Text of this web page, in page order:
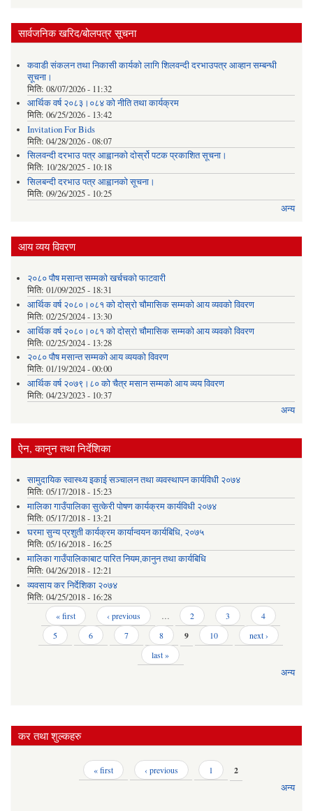
सार्वजनिक खरिद/बोलपत्र सूचना
कवाडी संकलन तथा निकासी कार्यको लागि शिलवन्दी दरभाउपत्र आव्हान सम्बन्धी
सूचना।
मिति: 08/07/2026 - 11:32
आर्थिक वर्ष २०८३।०८४ को नीति तथा कार्यक्रम
मिति: 06/25/2026 - 13:42
Invitation For Bids
मिति: 04/28/2026 - 08:07
सिलवन्दी दरभाउ पत्र आह्वानको दोर्स्रो पटक प्रकाशित सूचना।
मिति: 10/28/2025 - 10:18
सिलबन्दी दरभाउ पत्र आह्वानको सूचना।
मिति: 09/26/2025 - 10:25
अन्य
आय व्यय विवरण
२०८० पौष मसान्त सम्मको खर्चचको फाटवारी
मिति: 01/09/2025 - 18:31
आर्थिक वर्ष २०८०।०८१ को दोस्रो चौमासिक सम्मको आय व्यवको विवरण
मिति: 02/25/2024 - 13:30
आर्थिक वर्ष २०८०।०८१ को दोस्रो चौमासिक सम्मको आय व्यवको विवरण
मिति: 02/25/2024 - 13:28
२०८० पौष मसान्त सम्मको आय व्ययको विवरण
मिति: 01/19/2024 - 00:00
आर्थिक वर्ष २०७९।८० को चैत्र मसान सम्मको आय व्यय विवरण
मिति: 04/23/2023 - 10:37
अन्य
ऐन, कानुन तथा निर्देशिका
सामुदायिक स्वास्थ्य इकाई सञ्चालन तथा व्यवस्थापन कार्यविधी २०७४
मिति: 05/17/2018 - 15:23
मालिका गाउँपालिका सुत्केरी पोषण कार्यक्रम कार्यविधी २०७४
मिति: 05/17/2018 - 13:21
घरमा सुन्य प्रशुती कार्यक्रम कार्यान्वयन कार्यबिधि, २०७५
मिति: 05/16/2018 - 16:25
मालिका गाउँपालिकाबाट पारित नियम,कानुन तथा कार्यबिधि
मिति: 04/26/2018 - 12:21
व्यवसाय कर निर्देशिका २०७४
मिति: 04/25/2018 - 16:28
Pages « first ‹ previous … 2 3
4
5
6 7 8 9 10
next ›
last »
अन्य
कर तथा शुल्कहरु
« first ‹ previous 1
2
अन्य